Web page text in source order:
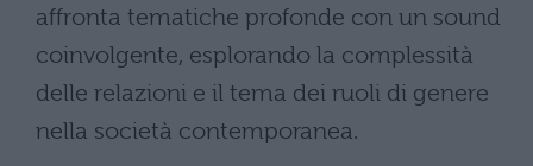
affronta tematiche profonde con un sound
coinvolgente, esplorando la complessità
delle relazioni e il tema dei ruoli di genere
nella società contemporanea.